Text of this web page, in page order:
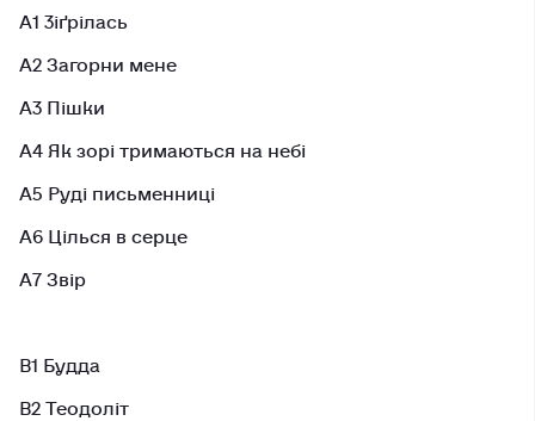
A1 3іґрілась
A2 Загорни мене
A3 Пішки
A4 Як зорі тримаються на небі
A5 Руді письменниці
A6 Цілься в серце
A7 Звір
B1 Будда
B2 Теодоліт